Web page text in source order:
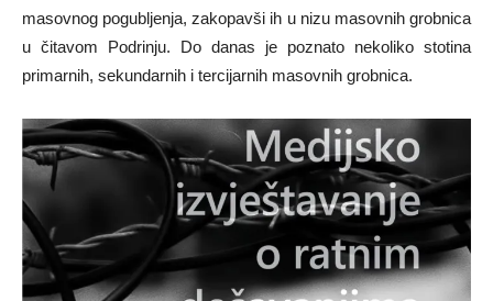
masovnog pogubljenja, zakopavši ih u nizu masovnih grobnica
u čitavom Podrinju. Do danas je poznato nekoliko stotina
primarnih, sekundarnih i tercijarnih masovnih grobnica.